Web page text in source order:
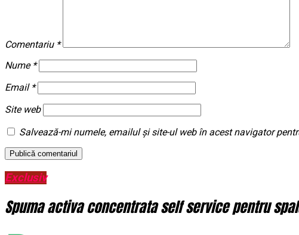
Comentariu *
Nume *
Email *
Site web
Salvează-mi numele, emailul și site-ul web în acest navigator
Exclusiv
Spuma activa concentrata self service pentru